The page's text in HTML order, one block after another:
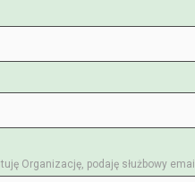
Organizację, podaję służbowy email